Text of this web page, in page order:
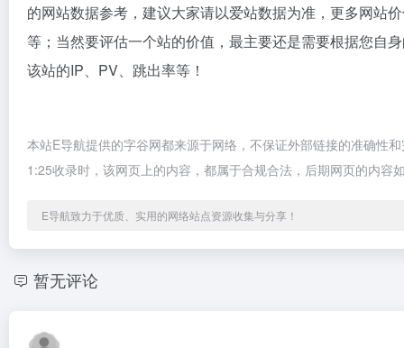
的网站数据参考，建议大家请以爱站数据为准，更多网站
等；当然要评估一个站的价值，最主要还是需要根据您自
该站的IP、PV、跳出率等！
本站E导航提供的字谷网都来源于网络，不保证外部链接的准确性
1:25收录时，该网页上的内容，都属于合规合法，后期网页的内
E导航致力于优质、实用的网络站点资源收集与分享！
暂无评论